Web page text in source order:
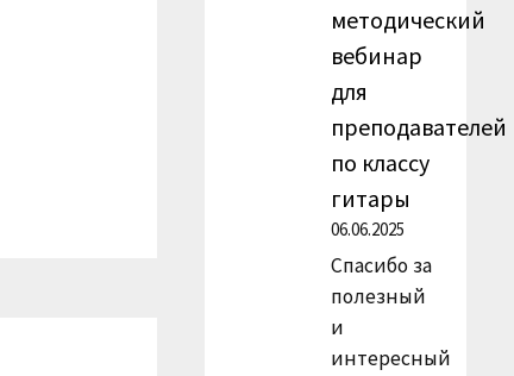
методический
вебинар
для
преподавателей
по классу
гитары
06.06.2025
Спасибо за
полезный
и
интересный